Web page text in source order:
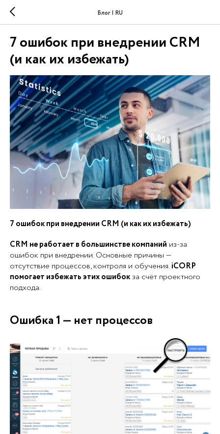
Блог | RU
7 ошибок при внедрении CRM
(и как их избежать)
7 ошибок при внедрении CRM (и как их избежать)
CRM не работает в большинстве компаний из-за
ошибок при внедрении. Основные причины —
отсутствие процессов, контроля и обучения. iCORP
помогает избежать этих ошибокза счёт проектного
подхода.
Ошибка 1 — нет процессов